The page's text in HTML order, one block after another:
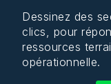
Dessinez des
clics, pour
ressources
opérationnelle.